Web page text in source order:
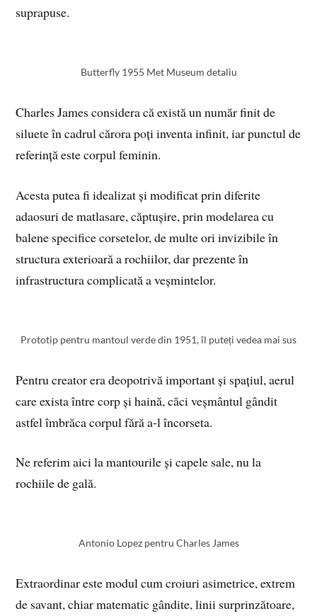
suprapuse.
Butterfly 1955 Met Museum detaliu
Charles James considera că există un număr finit de
siluete în cadrul cărora poți inventa infinit, iar punctul de
referință este corpul feminin.
Acesta putea fi idealizat și modificat prin diferite
adaosuri de matlasare, căptușire, prin modelarea cu
balene specifice corsetelor, de multe ori invizibile în
structura exterioară a rochiilor, dar prezente în
infrastructura complicată a veșmintelor.
Prototip pentru mantoul verde din 1951, îl puteți vedea mai sus
Pentru creator era deopotrivă important și spațiul, aerul
care exista între corp și haină, căci veșmântul gândit
astfel îmbrăca corpul fără a-l încorseta.
Ne referim aici la mantourile și capele sale, nu la
rochiile de gală.
Antonio Lopez pentru Charles James
Extraordinar este modul cum croiuri asimetrice, extrem
de savant, chiar matematic gândite, linii surprinzătoare,